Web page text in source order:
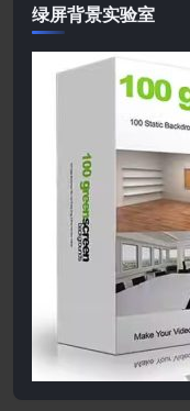
绿屏背景实验室